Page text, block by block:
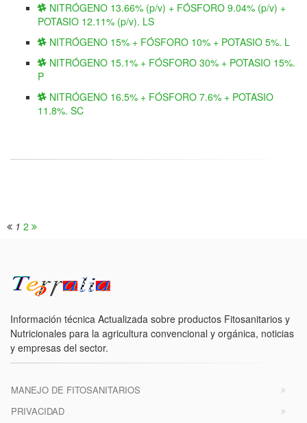
NITRÓGENO 13.66% (p/v) + FÓSFORO 9.04% (p/v) +
POTASIO 12.11% (p/v). LS
NITRÓGENO 15% + FÓSFORO 10% + POTASIO 5%. L
NITRÓGENO 15.1% + FÓSFORO 30% + POTASIO 15%.
P
NITRÓGENO 16.5% + FÓSFORO 7.6% + POTASIO
11.8%. SC
1 2
Información técnica Actualizada sobre productos Fitosanitarios y
Nutricionales para la agricultura convencional y orgánica, noticias
y empresas del sector.
MANEJO DE FITOSANITARIOS
PRIVACIDAD